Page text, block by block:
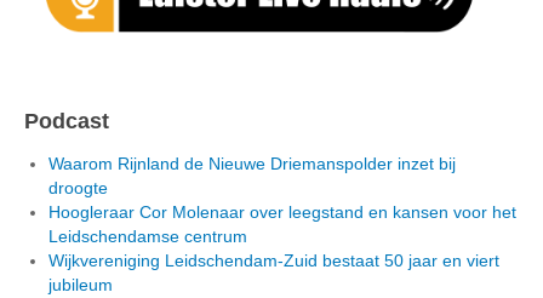
Podcast
Waarom Rijnland de Nieuwe Driemanspolder inzet bij
droogte
Hoogleraar Cor Molenaar over leegstand en kansen voor het
Leidschendamse centrum
Wijkvereniging Leidschendam-Zuid bestaat 50 jaar en viert
jubileum